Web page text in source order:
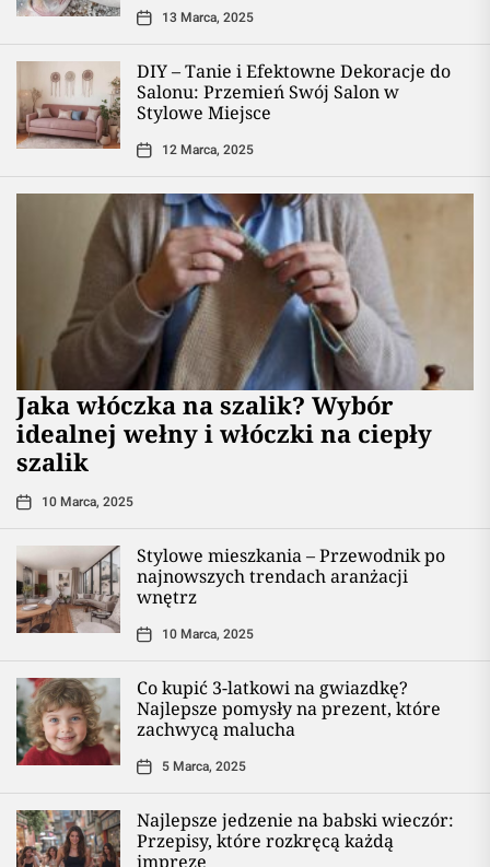
13 Marca, 2025
DIY – Tanie i Efektowne Dekoracje do
Salonu: Przemień Swój Salon w
Stylowe Miejsce
12 Marca, 2025
Jaka włóczka na szalik? Wybór
idealnej wełny i włóczki na ciepły
szalik
10 Marca, 2025
Stylowe mieszkania – Przewodnik po
najnowszych trendach aranżacji
wnętrz
10 Marca, 2025
Co kupić 3-latkowi na gwiazdkę?
Najlepsze pomysły na prezent, które
zachwycą malucha
5 Marca, 2025
Najlepsze jedzenie na babski wieczór:
Przepisy, które rozkręcą każdą
imprezę